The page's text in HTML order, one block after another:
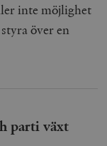
inte möjlighet
över en
parti växt